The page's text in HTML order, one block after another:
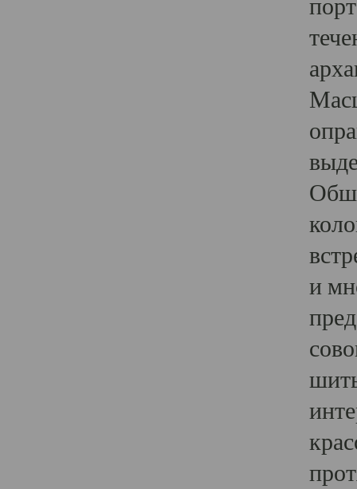
и